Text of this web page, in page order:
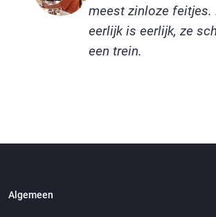
meest zinloze feitjes.
eerlijk is eerlijk, ze
een trein.
Algemeen